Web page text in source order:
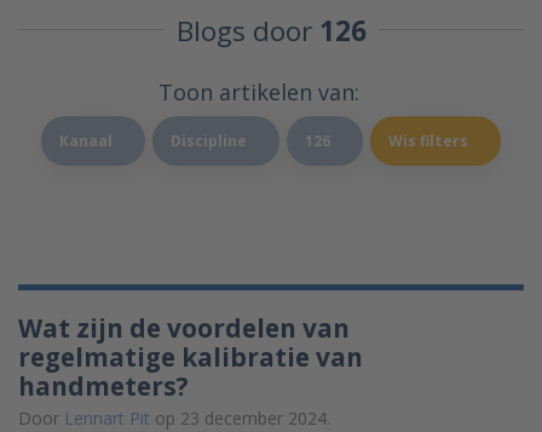
Blogs door 126
Toon artikelen van:
Kanaal Discipline 126 Wis filters
Wat zijn de voordelen van
regelmatige kalibratie van
handmeters?
Door Lennart Pit op 23 december 2024.